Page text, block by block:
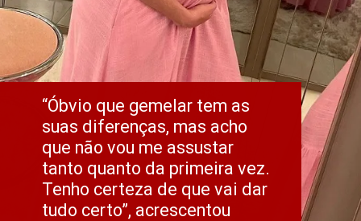
“Óbvio que gemelar tem as
suas diferenças, mas acho
que não vou me assustar
tanto quanto da primeira vez.
Tenho certeza de que vai dar
tudo certo”, acrescentou